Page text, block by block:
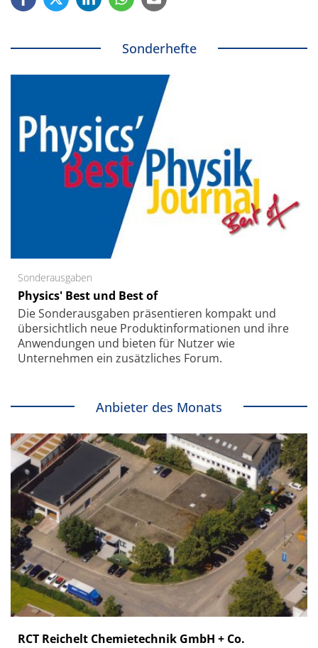
Sonderhefte
Sonderausgaben
Physics' Best und Best of
Die Sonder­ausgaben präsentieren kompakt und
übersichtlich neue Produkt­informationen und ihre
Anwendungen und bieten für Nutzer wie
Unternehmen ein zusätzliches Forum.
Anbieter des Monats
RCT Reichelt Chemietechnik GmbH + Co.